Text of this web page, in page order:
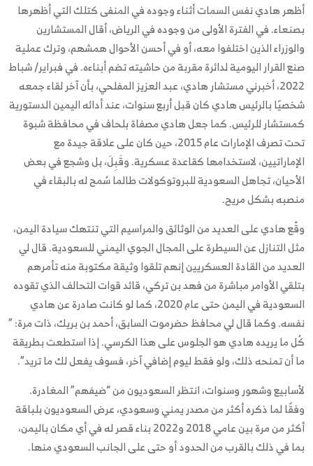
أظهر هادي نفس السمات أثناء وجوده في المنفى كتلك التي أظهرها
بصنعاء. في الفترة الأولى من وجوده في الرياض، أقال المستشارين
والوزراء الذين اختلفوا معه، أو في أحسن الأحوال همشهم، وترك عملية
صنع القرار اليومية لدائرة مقربة من حاشيته تضم أبناءه. في فبراير/ شباط
2022، أخبرني مستشار هادي، عبد العزيز المفلحي، بأن آخر لقاء جمعه
شخصيًا بالرئيس هادي كان قبل أربع سنوات، عند أدائه اليمين الدستورية
كمستشار للرئيس. كما جعل هادي مصفاة بلحاف في محافظة شبوة
تحت تصرف الإمارات عام 2015، حين كان على علاقة جيدة مع
الإماراتيين، لاستخدامها كقاعدة عسكرية. وقَبِلَ، بل وشجع في بعض
الأحيان، تجاهل السعودية للبروتوكولات طالما سُمح له بالبقاء في
منصبه بشكل مريح.
وقّع هادي على العديد من الوثائق والمراسيم التي تنتهك سيادة اليمن،
مثل التنازل عن السيطرة على المجال الجوي اليمني للسعودية. قال لي
العديد من القادة العسكريين إنهم تلقوا وثيقة مكتوبة منه تأمرهم
بتلقي الأوامر مباشرة من فهد بن تركي، قائد قوات التحالف الذي تقوده
السعودية في اليمن حتى عام 2020، كما لو كانت صادرة عن هادي
نفسه. وكما قال لي محافظ حضرموت السابق، أحمد بن بريك، ذات مرة: ”
كُل ما يريده هادي هو الجلوس على هذا الكرسي. إذا استطعت بطريقة
ما أن تمنحه ذلك، ولو فقط ليوم إضافي آخر، فسوف يفعل لك ما تريد”.
لأسابيع وشهور وسنوات، انتظر السعوديون من “ضيفهم” المغادرة.
وفقًا لما ذكره أكثر من مصدر يمني وسعودي، عرض السعوديون بلباقة
أكثر من مرة بين عامي 2018 و2022 بناء قصر له في أي مكان باليمن،
بما في ذلك بالقرب من الحدود أو حتى على الجانب السعودي منها.